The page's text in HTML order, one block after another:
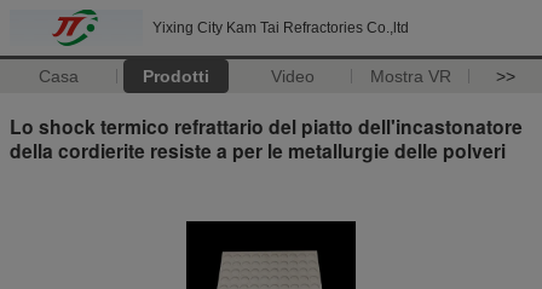
Yixing City Kam Tai Refractories Co.,ltd
Casa Prodotti Video Mostra VR >>
Lo shock termico refrattario del piatto dell'incastonatore
della cordierite resiste a per le metallurgie delle polveri